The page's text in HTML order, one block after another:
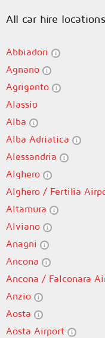
All car hire
Abbiadori
Agnano
Agrigento
Alassio
Alba
Alba Adriatica
Alessandria
Alghero
Alghero / Fertilia
Altamura
Alviano
Anagni
Ancona
Ancona / Falconara
Anzio
Aosta
Aosta Airport